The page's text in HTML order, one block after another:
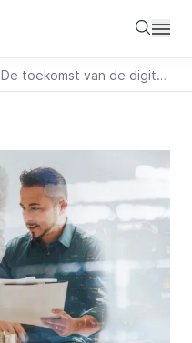
De toekomst van de digitale werkplek